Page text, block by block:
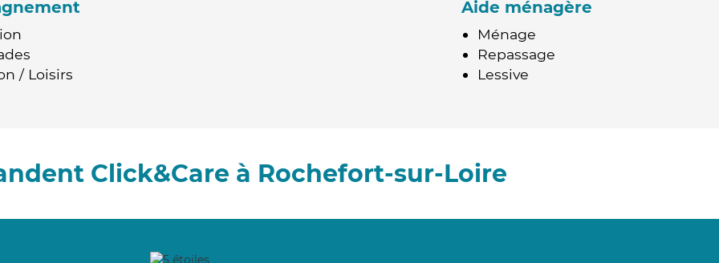
/ Loisirs
Aide ménagère
Ménage
Repassage
Lessive
Click&Care à Rochefort-sur-Loire